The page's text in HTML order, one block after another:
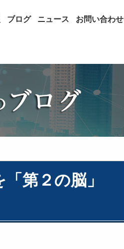
ブログ ニュース お問い合わせ
第２の脳」